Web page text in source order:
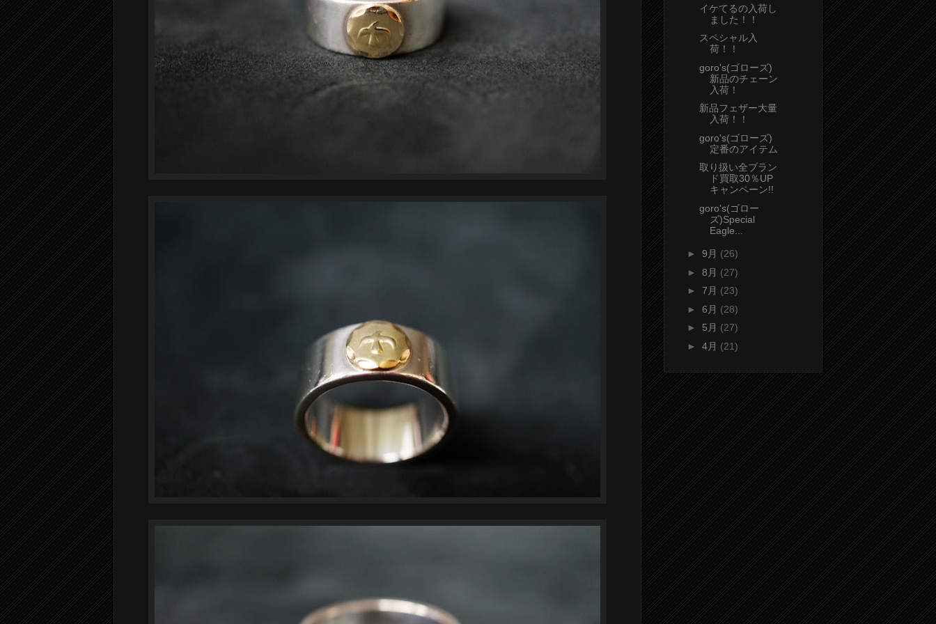
イケてるの入荷し
ました！！
スペシャル入
荷！！
goro's(ゴローズ)
新品のチェーン
入荷！
新品フェザー大量
入荷！！
goro's(ゴローズ)
定番のアイテム
取り扱い全ブラン
ド買取30％UP
キャンペーン!!
goro's(ゴロー
ズ)Special
Eagle...
► 9月 (26)
► 8月 (27)
► 7月 (23)
► 6月 (28)
► 5月 (27)
► 4月 (21)